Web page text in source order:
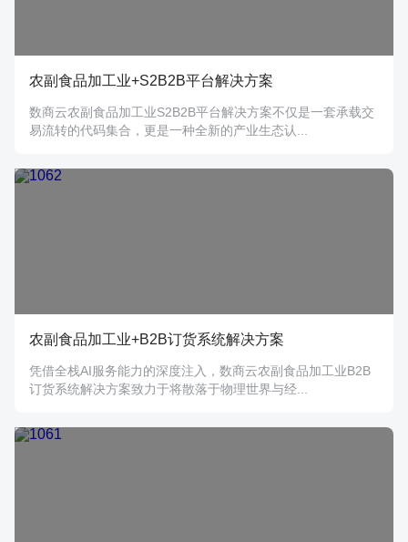
农副食品加工业+S2B2B平台解决方案
数商云农副食品加工业S2B2B平台解决方案不仅是一套承载交
易流转的代码集合，更是一种全新的产业生态认...
农副食品加工业+B2B订货系统解决方案
凭借全栈AI服务能力的深度注入，数商云农副食品加工业B2B
订货系统解决方案致力于将散落于物理世界与经...